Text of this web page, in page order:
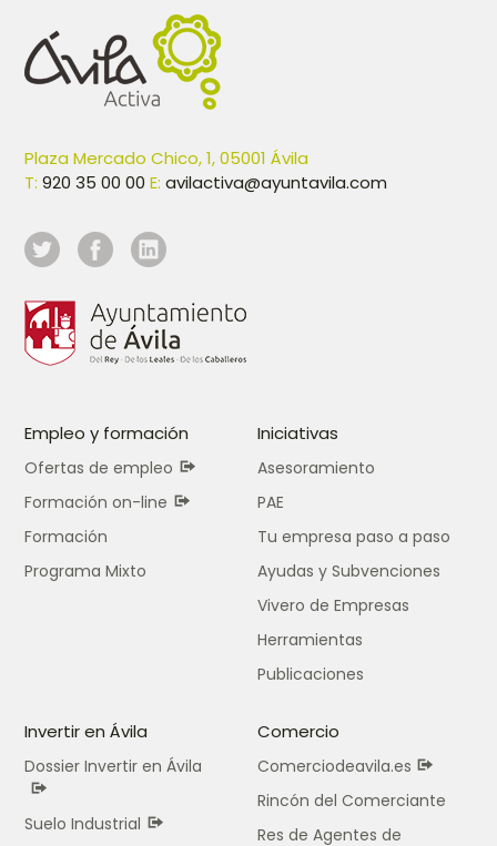
Plaza Mercado Chico, 1, 05001 Ávila
T:920 35 00 00 E:avilactiva@ayuntavila.com
Empleo y formación
Ofertas de empleo
Formación on-line
Formación
Programa Mixto
Iniciativas
Asesoramiento
PAE
Tu empresa paso a paso
Ayudas y Subvenciones
Vivero de Empresas
Herramientas
Publicaciones
Invertir en Ávila
Dossier Invertir en Ávila
Suelo Industrial
Comercio
Comerciodeavila.es
Rincón del Comerciante
Res de Agentes de